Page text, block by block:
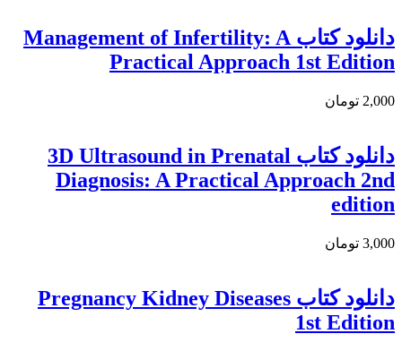
دانلود كتاب Management of Infertility: A
Practical Approach 1st Edition
2,000 تومان
دانلود کتاب 3D Ultrasound in Prenatal
Diagnosis: A Practical Approach 2nd
edition
3,000 تومان
دانلود کتاب Pregnancy Kidney Diseases
1st Edition